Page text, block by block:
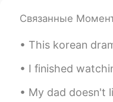
たので、今日
たので、今日
彼氏に食べ物
「いっぱい あ
Связанные
This korean drama "Crash Landing on
I finished watching The Cat Returns 猫の恩
My dad doesn't like animals. He is